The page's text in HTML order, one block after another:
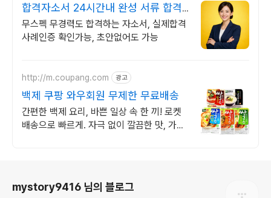
합격자소서 24시간내 완성 서류 합격
의 비밀
무스펙 무경력도 합격하는 자소서, 실제합격
사례인증 확인가능, 초안없어도 가능
http://m.coupang.com 광고
백제 쿠팡 와우회원 무제한 무료배송
간편한 백제 요리, 바쁜 일상 속 한 끼! 로켓
배송으로 빠르게. 자극 없이 깔끔한 맛, 가벼
mystory9416 님의 블로그